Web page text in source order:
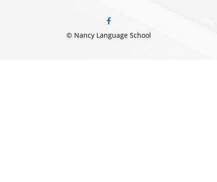
© Nancy Language School